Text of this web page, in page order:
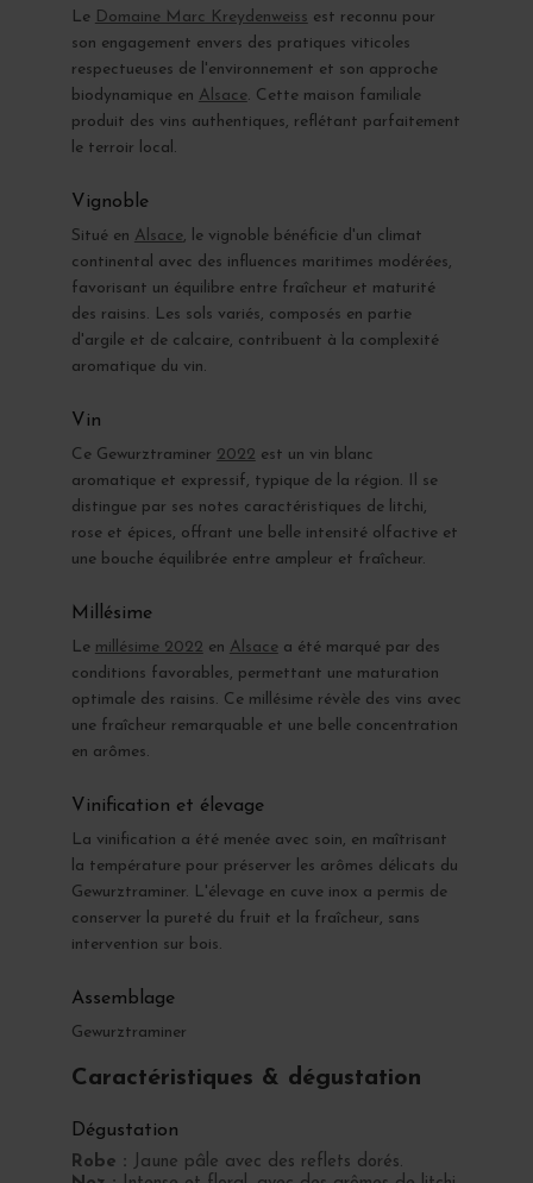
Le Domaine Marc Kreydenweiss est reconnu pour
son engagement envers des pratiques viticoles
respectueuses de l'environnement et son approche
biodynamique en Alsace. Cette maison familiale
produit des vins authentiques, reflétant parfaitement
le terroir local.
Vignoble
Situé en Alsace, le vignoble bénéficie d'un climat
continental avec des influences maritimes modérées,
favorisant un équilibre entre fraîcheur et maturité
des raisins. Les sols variés, composés en partie
d'argile et de calcaire, contribuent à la complexité
aromatique du vin.
Vin
Ce Gewurztraminer 2022 est un vin blanc
aromatique et expressif, typique de la région. Il se
distingue par ses notes caractéristiques de litchi,
rose et épices, offrant une belle intensité olfactive et
une bouche équilibrée entre ampleur et fraîcheur.
Millésime
Le millésime 2022 en Alsace a été marqué par des
conditions favorables, permettant une maturation
optimale des raisins. Ce millésime révèle des vins avec
une fraîcheur remarquable et une belle concentration
en arômes.
Vinification et élevage
La vinification a été menée avec soin, en maîtrisant
la température pour préserver les arômes délicats du
Gewurztraminer. L'élevage en cuve inox a permis de
conserver la pureté du fruit et la fraîcheur, sans
intervention sur bois.
Assemblage
Gewurztraminer
Caractéristiques & dégustation
Dégustation
Robe : Jaune pâle avec des reflets dorés.